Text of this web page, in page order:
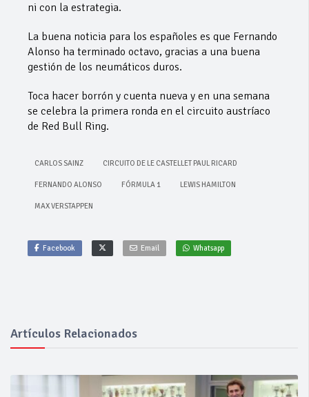
ni con la estrategia.
La buena noticia para los españoles es que Fernando
Alonso ha terminado octavo, gracias a una buena
gestión de los neumáticos duros.
Toca hacer borrón y cuenta nueva y en una semana
se celebra la primera ronda en el circuito austríaco
de Red Bull Ring.
CARLOS SAINZ CIRCUITO DE LE CASTELLET PAUL RICARD
FERNANDO ALONSO FÓRMULA 1 LEWIS HAMILTON
MAX VERSTAPPEN
Facebook Email Whatsapp
Artículos Relacionados